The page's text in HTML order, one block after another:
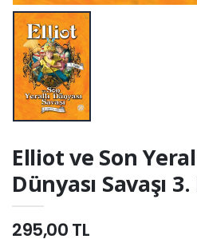
Elliot ve Son
Dünyası Savaşı
295,00 TL